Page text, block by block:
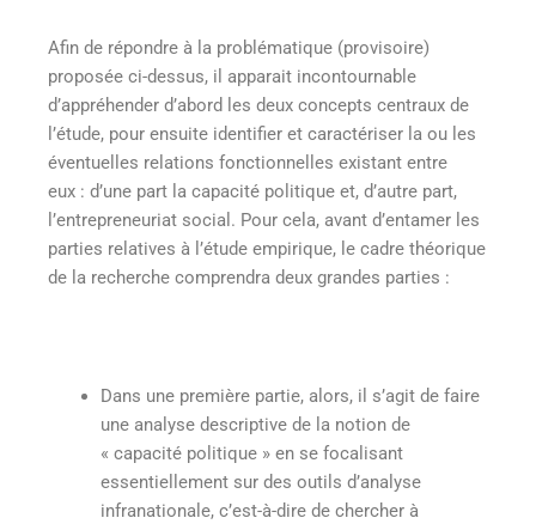
Afin de répondre à la problématique (provisoire)
proposée ci-dessus, il apparait incontournable
d’appréhender d’abord les deux concepts centraux de
l’étude, pour ensuite identifier et caractériser la ou les
éventuelles relations fonctionnelles existant entre
eux : d’une part la capacité politique et, d’autre part,
l’entrepreneuriat social. Pour cela, avant d’entamer les
parties relatives à l’étude empirique, le cadre théorique
de la recherche comprendra deux grandes parties :
Dans une première partie, alors, il s’agit de faire
une analyse descriptive de la notion de
« capacité politique » en se focalisant
essentiellement sur des outils d’analyse
infranationale, c’est-à-dire de chercher à